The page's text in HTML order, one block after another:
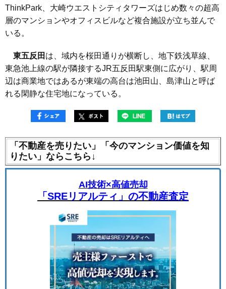
ThinkPark、大崎ウエストシティタワーズはじめ数々の超高
層のマンションやオフィスビルなど複合施設が立ち並んで
いる。
東五反田 は、域内を桜田通りが横断し、地下鉄浅草線、
東急池上線の駅が隣接するJR五反田駅東側に広がり、駅周
辺は商業地ではあるが東端の高台は池田山、島津山と呼ば
れる閑静な住宅地になっている。
「不動産を売りたい」「今のマンション価値を知
りたい」ならこちら↓
AI技術×高値売却
「SREリアルティ」の不動産査定